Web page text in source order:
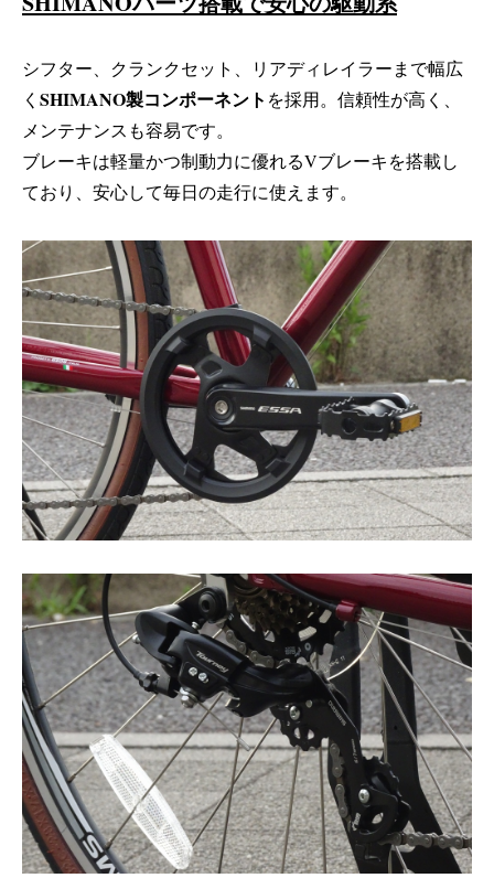
シフター、クランクセット、リアディレイラーまで幅広
く SHIMANO製コンポーネント を採用。信頼性が高く、
メンテナンスも容易です。
ブレーキは軽量かつ制動力に優れるVブレーキを搭載し
ており、安心して毎日の走行に使えます。